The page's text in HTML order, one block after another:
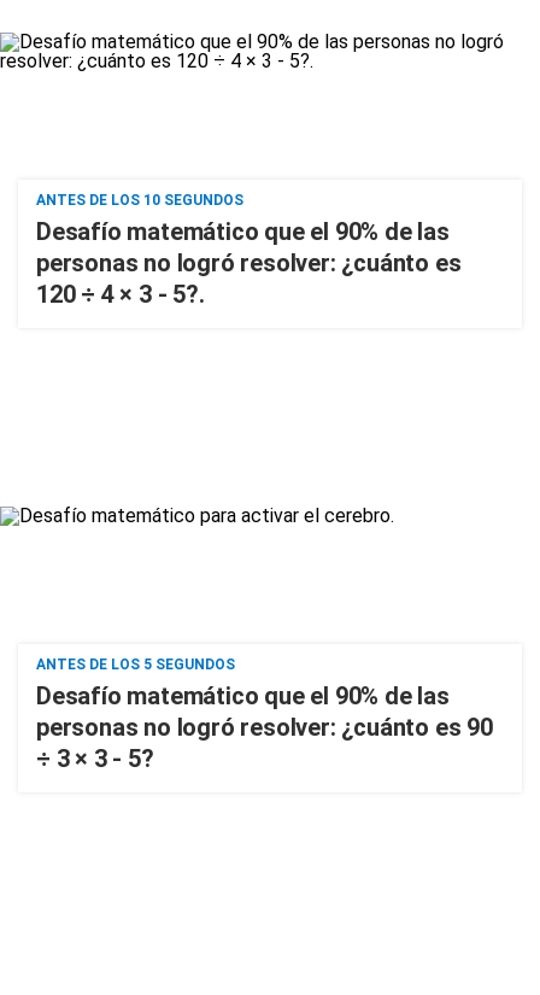
ANTES DE LOS 10 SEGUNDOS
Desafío matemático que el 90% de las
personas no logró resolver: ¿cuánto es
120 ÷ 4 × 3 - 5?.
ANTES DE LOS 5 SEGUNDOS
Desafío matemático que el 90% de las
personas no logró resolver: ¿cuánto es 90
÷ 3 × 3 - 5?